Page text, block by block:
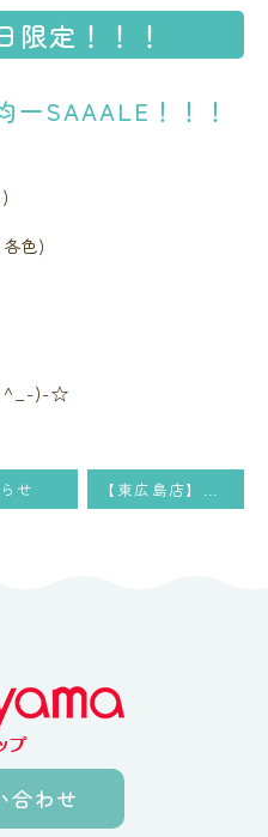
限定！！！
一SAAALE！！！
色)
(^_-)-☆
せ 【東広島店】※重要※5月土日休業のお知らせ
合わせ